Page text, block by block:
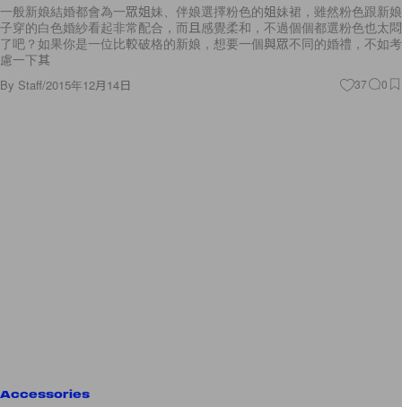
一般新娘結婚都會為一眾姐妹、伴娘選擇粉色的姐妹裙，雖然粉色跟新娘
子穿的白色婚紗看起非常配合，而且感覺柔和，不過個個都選粉色也太悶
了吧？如果你是一位比較破格的新娘，想要一個與眾不同的婚禮，不如考
慮一下其
By Staff/2015年12月14日 37 0
Accessories